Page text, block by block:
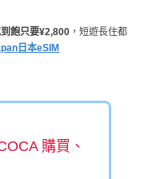
飽只要¥2,800，短遊長住都
日本eSIM
購買、